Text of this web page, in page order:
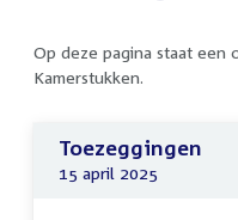
Op deze pagina staat een
Kamerstukken.
Toezeggingen
15 april 2025